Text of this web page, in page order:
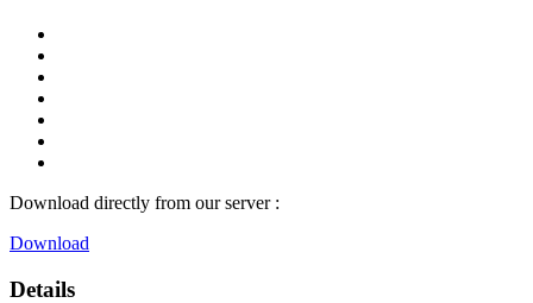
Download directly from our server :
Download
Details